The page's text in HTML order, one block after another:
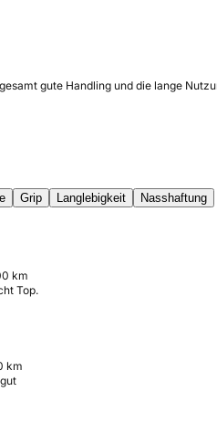
gute Handling und die lange
Grip Langlebigkeit
Nasshaftung
km
Top.
km